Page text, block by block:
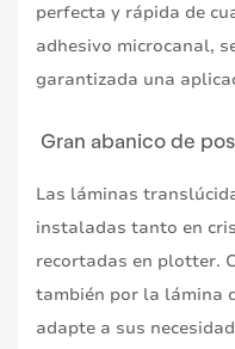
perfecta y rápida de
adhesivo microcanal,
garantizada una
Gran abanico de
Las láminas
instaladas tanto en
recortadas en plotter.
también por la lámina
adapte a sus